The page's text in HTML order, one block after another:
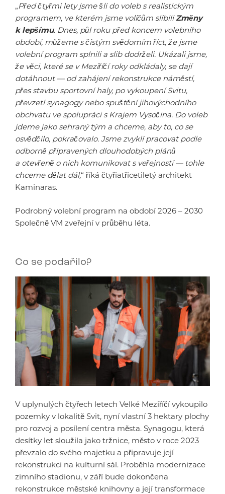
„Před čtyřmi lety jsme šli do voleb s realistickým
programem, ve kterém jsme voličům slíbiliZměny
k lepšímu. Dnes, půl roku před koncem volebního
období, můžeme s čistým svědomím říct, že jsme
volební program splnili a slib dodrželi. Ukázali jsme,
že věci, které se v Meziříčí roky odkládaly, se dají
dotáhnout — od zahájení rekonstrukce náměstí,
přes stavbu sportovní haly, po vykoupení Svitu,
převzetí synagogy nebo spuštění jihovýchodního
obchvatu ve spolupráci s Krajem Vysočina. Do voleb
jdeme jako sehraný tým a chceme, aby to, co se
osvědčilo, pokračovalo. Jsme zvyklí pracovat podle
odborně připravených dlouhodobých plánů
a otevřeně o nich komunikovat s veřejností — tohle
chceme dělat dál,“ říká čtyřiatřicetiletý architekt
Kaminaras.
Podrobný volební program na období 2026 – 2030
Společně VM zveřejní v průběhu léta.
Co se podařilo?
V uplynulých čtyřech letech Velké Meziříčí vykoupilo
pozemky v lokalitě Svit, nyní vlastní 3 hektary plochy
pro rozvoj a posílení centra města. Synagogu, která
desítky let sloužila jako tržnice, město v roce 2023
převzalo do svého majetku a připravuje její
rekonstrukci na kulturní sál. Proběhla modernizace
zimního stadionu, v září bude dokončena
rekonstrukce městské knihovny a její transformace